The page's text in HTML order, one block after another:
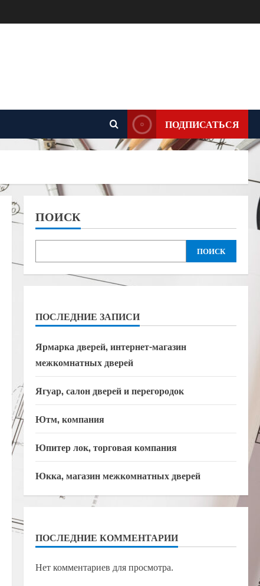
ПОДПИСАТЬСЯ
ПОИСК
ПОИСК
ПОСЛЕДНИЕ ЗАПИСИ
Ярмарка дверей, интернет-магазин
межкомнатных дверей
Ягуар, салон дверей и перегородок
Ютм, компания
Юпитер лок, торговая компания
Юкка, магазин межкомнатных дверей
ПОСЛЕДНИЕ КОММЕНТАРИИ
Нет комментариев для просмотра.